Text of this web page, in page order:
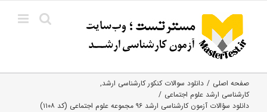
content
صفحه اصلی
دانلود سوالات کنکور کارشناسی ارشد
کارشناسی ارشد علوم اجتماعی
دانلود سؤالات آزمون کارشناسی ارشد ۹۶ مجموعه علوم اجتماعی (کد ۱۱۰۸)